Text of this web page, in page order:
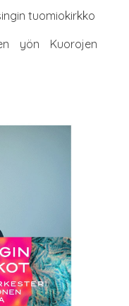
tuomiokirkko
yön Kuo­ro­jen